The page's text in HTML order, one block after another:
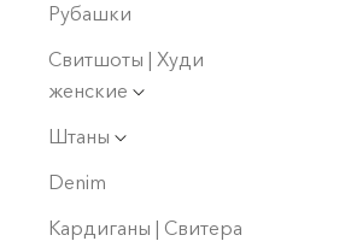
Рубашки
Свитшоты | Худи
женские
Штаны
Denim
Кардиганы | Свитера